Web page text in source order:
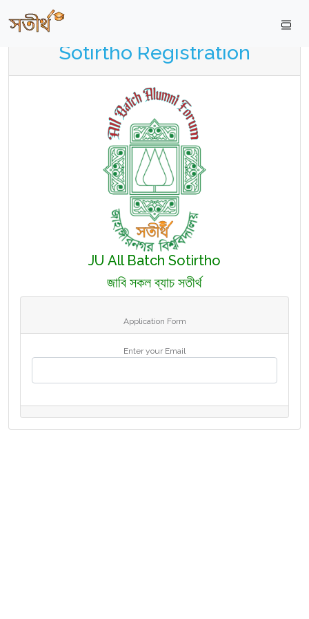
Sotirtho Registration
JU All Batch Sotirtho
জাবি সকল ব্যাচ সতীর্থ
Application Form
Enter your Email